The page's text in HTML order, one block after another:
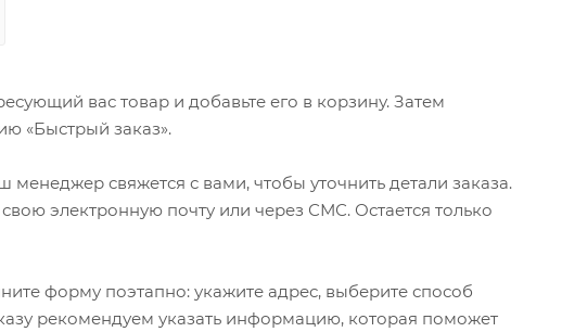
вас товар и добавьте его в корзину. Затем
«Быстрый заказ».
свяжется с вами, чтобы уточнить детали заказа.
электронную почту или через СМС. Остается только
форму поэтапно: укажите адрес, выберите способ
рекомендуем указать информацию, которая поможет